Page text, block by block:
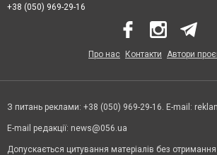
+38 (050) 969-29-16
Про нас Контакти Автори
З питань реклами: +38 (050) 969-29-16. E-mail:
E-mail редакції: news@056.ua
Допускається цитування матеріалів без